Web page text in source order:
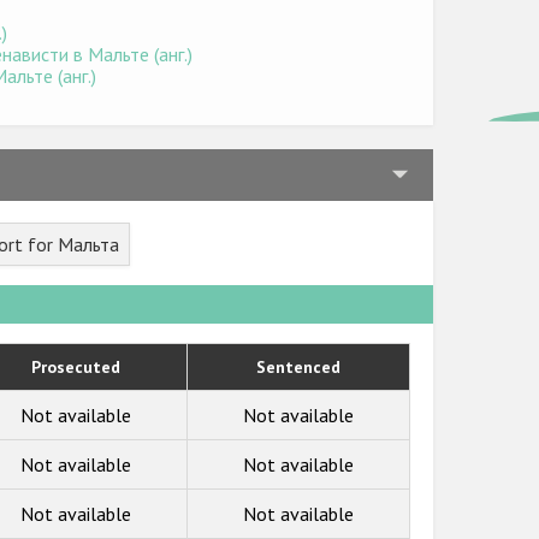
в Мальте (анг.)
(анг.)
for Мальта
Prosecuted Sentenced
Not available Not available
Not available Not available
Not available Not available